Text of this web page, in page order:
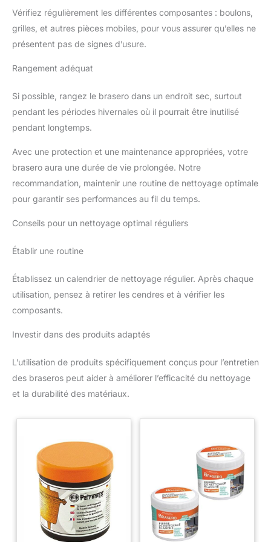
Vérifiez régulièrement les différentes composantes : boulons,
grilles, et autres pièces mobiles, pour vous assurer qu’elles ne
présentent pas de signes d’usure.
Rangement adéquat
Si possible, rangez le brasero dans un endroit sec, surtout
pendant les périodes hivernales où il pourrait être inutilisé
pendant longtemps.
Avec une protection et une maintenance appropriées, votre
brasero aura une durée de vie prolongée. Notre
recommandation, maintenir une routine de nettoyage optimale
pour garantir ses performances au fil du temps.
Conseils pour un nettoyage optimal réguliers
Établir une routine
Établissez un calendrier de nettoyage régulier. Après chaque
utilisation, pensez à retirer les cendres et à vérifier les
composants.
Investir dans des produits adaptés
L’utilisation de produits spécifiquement conçus pour l’entretien
des braseros peut aider à améliorer l’efficacité du nettoyage
et la durabilité des matériaux.